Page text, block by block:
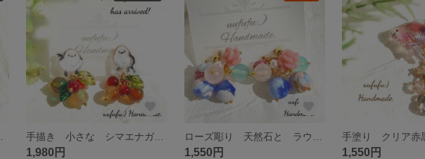
手描き 小さな シマエナガさん 貼り付け イヤリングと 木の実みたいな 天然石たちが揺れる アシンメトリー イヤリング 鳥 バード 春 個性派 レジンアクセサリー レジンアート イラスト
1,980円 1,550円 1,550円